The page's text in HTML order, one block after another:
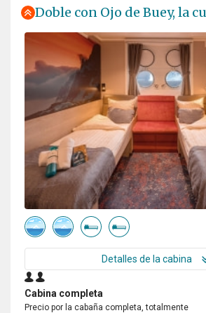
Doble con Ojo de Buey, la
Detalles de la cabina
Cabina completa
Precio por la cabaña completa, totalmente